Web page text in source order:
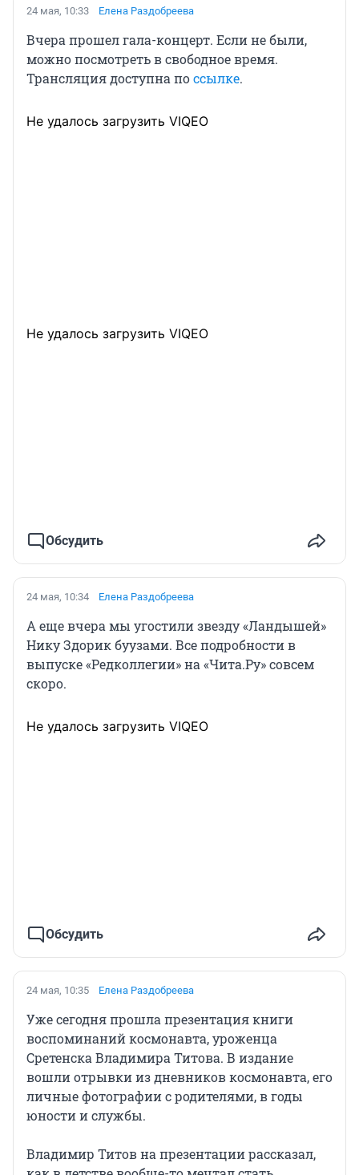
24 мая, 10:33 Елена Раздобреева
Вчера прошел гала-концерт. Если не были,
можно посмотреть в свободное время.
Трансляция доступна поссылке.
Не удалось загрузить VIQEO
Не удалось загрузить VIQEO
Обсудить
24 мая, 10:34 Елена Раздобреева
А еще вчера мы угостили звезду «Ландышей»
Нику Здорик буузами. Все подробности в
выпуске «Редколлегии» на «Чита.Ру» совсем
скоро.
Не удалось загрузить VIQEO
Обсудить
24 мая, 10:35 Елена Раздобреева
Уже сегодня прошла презентация книги
воспоминаний космонавта, уроженца
Сретенска Владимира Титова. В издание
вошли отрывки из дневников космонавта, его
личные фотографии с родителями, в годы
юности и службы.
Владимир Титов на презентации рассказал,